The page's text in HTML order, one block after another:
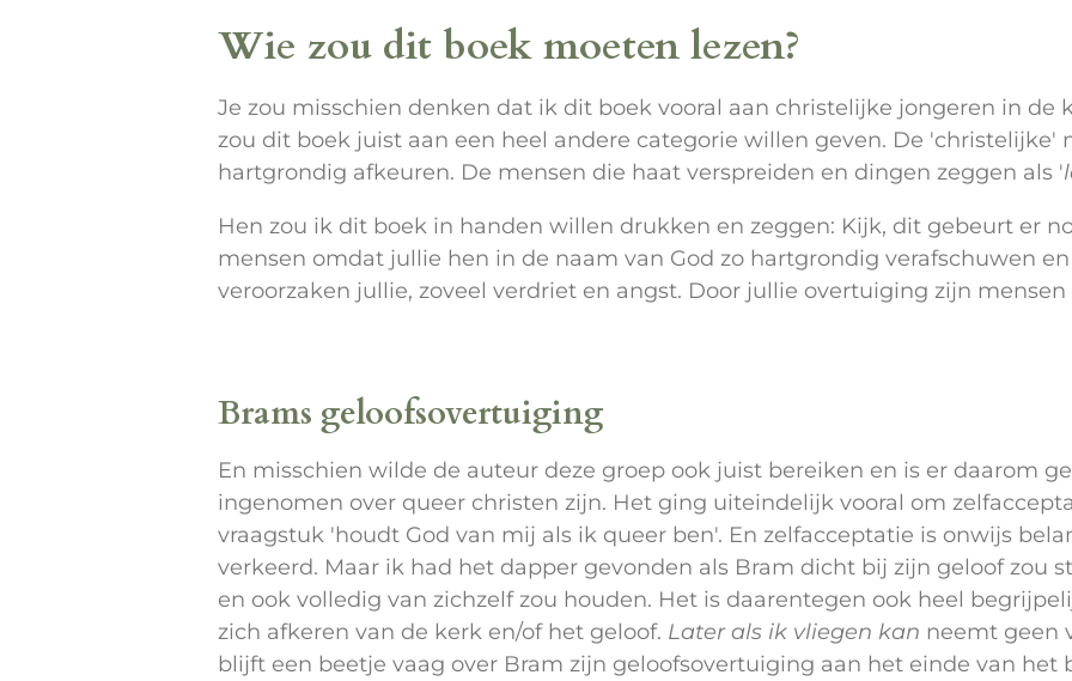
Wie zou dit boek moeten lezen?
Je zou misschien denken dat ik dit boek vooral aan christelijke jongeren in de
zou dit boek juist aan een heel andere categorie willen geven. De 'christelijke'
hartgrondig afkeuren. De mensen die haat verspreiden en dingen zeggen als '
Hen zou ik dit boek in handen willen drukken en zeggen: Kijk, dit gebeurt er
mensen omdat jullie hen in de naam van God zo hartgrondig verafschuwen
veroorzaken jullie, zoveel verdriet en angst. Door jullie overtuiging zijn mensen
Brams geloofsovertuiging
En misschien wilde de auteur deze groep ook juist bereiken en is er daarom
ingenomen over queer christen zijn. Het ging uiteindelijk vooral om
vraagstuk 'houdt God van mij als ik queer ben'. En zelfacceptatie is onwijs
verkeerd. Maar ik had het dapper gevonden als Bram dicht bij zijn geloof zou
en ook volledig van zichzelf zou houden. Het is daarentegen ook heel
zich afkeren van de kerk en/of het geloof. Later als ik vliegen kan neemt geen
blijft een beetje vaag over Bram zijn geloofsovertuiging aan het einde van het